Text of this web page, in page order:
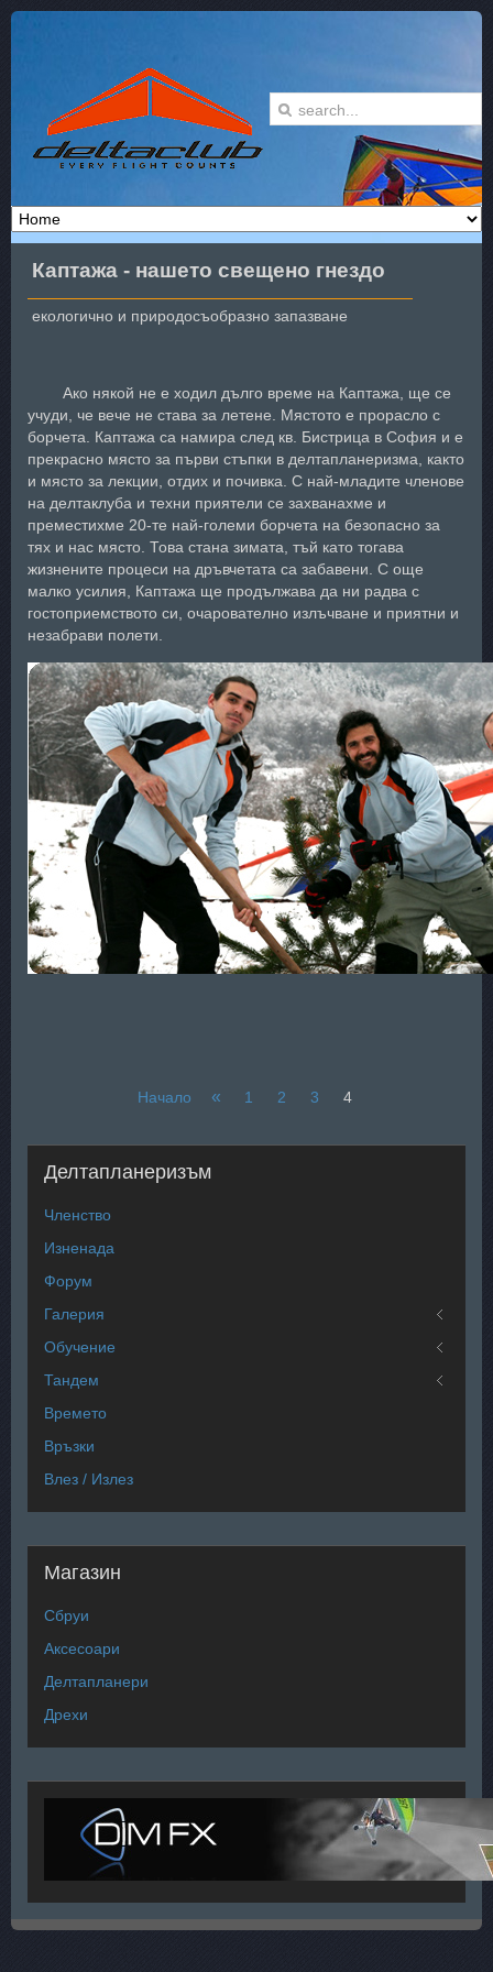
Каптажа - нашето свещено гнездо
екологично и природосъобразно запазване
Ако някой не е ходил дълго време на Каптажа, ще се
учуди, че вече не става за летене. Мястото е прорасло с
борчета. Каптажа са намира след кв. Бистрица в София и е
прекрасно място за първи стъпки в делтапланеризма, както
и място за лекции, отдих и почивка. С най-младите членове
на делтаклуба и техни приятели се захванахме и
преместихме 20-те най-големи борчета на безопасно за
тях и нас място. Това стана зимата, тъй като тогава
жизнените процеси на дръвчетата са забавени. С още
малко усилия, Каптажа ще продължава да ни радва с
гостоприемството си, очарователно излъчване и приятни и
незабрави полети.
Начало « 1 2 3 4
Делтапланеризъм
Членство
Изненада
Форум
Галерия
Обучение
Тандем
Времето
Връзки
Влез / Излез
Магазин
Сбруи
Аксесоари
Делтапланери
Дрехи